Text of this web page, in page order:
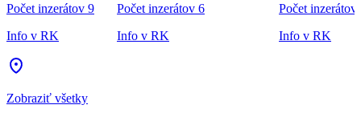
Počet inzerátov 9
Info v RK
Počet inzerátov 6
Info v RK
Počet inzerátov
Info v RK
Zobraziť všetky